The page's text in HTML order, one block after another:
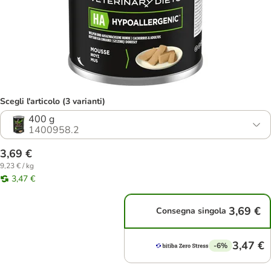
Scegli l'articolo (3 varianti)
400 g
1400958.2
3,69 €
9,23 € / kg
3,47 €
Consegna singola 3,69 €
-6% 3,47 €